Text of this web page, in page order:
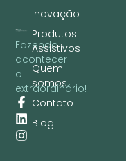
Fazendo
acontecer
o
extraordinário!
Inovação
Produtos
Assistivos
Quem
somos
Contato
Blog